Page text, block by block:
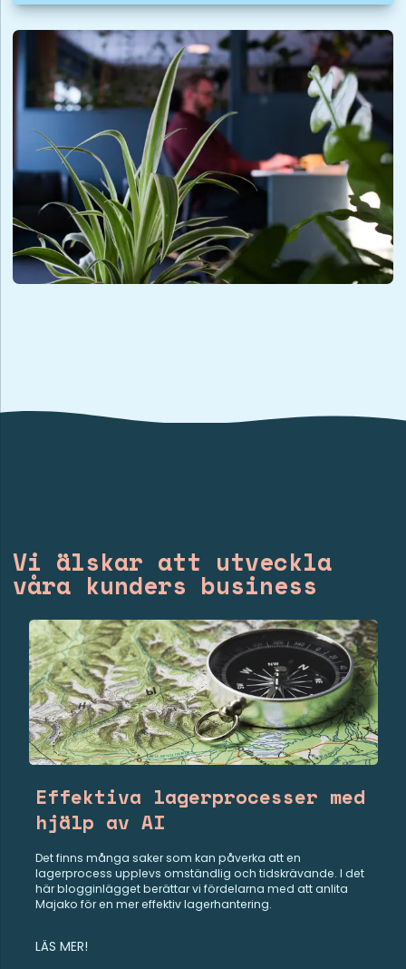
Vi älskar att utveckla
våra kunders business
Effektiva lagerprocesser med
hjälp av AI
Det finns många saker som kan påverka att en
lagerprocess upplevs omständlig och tidskrävande. I det
här blogginlägget berättar vi fördelarna med att anlita
Majako för en mer effektiv lagerhantering.
LÄS MER!